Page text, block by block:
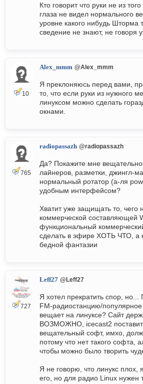
Кто говорит что руки не из
глаза не видел нормального
уровне какого нибудь Шторма
сведение не знают, не говоря
10
Alex_mmm @Alex_mmm
Я преклоняюсь перед вами,
то, что если руки из нужного
линуксом можно сделать
окнами.
765
radiopassazh @radiopassazh
Да? Покажите мне
лайнеров, разметки, джингл-
нормальный ротатор (а-ля
удобным интерфейсом?
Хватит уже защищать то, чего
коммерческой составляющей
функциональный
сделать в эфире ХОТЬ ЧТО, а
бедной фантазии
727
Leff27 @Leff27
Я хотел прекратить спор,
FM-радиостанцию/
вещает на линуксе? Сайт
ВОЗМОЖНО, icecast2
вещательный софт, имхо,
потому что нет такого софта,
чтобы можно было творить
Я не говорю, что линукс плох,
его, но для радио Linux нужен